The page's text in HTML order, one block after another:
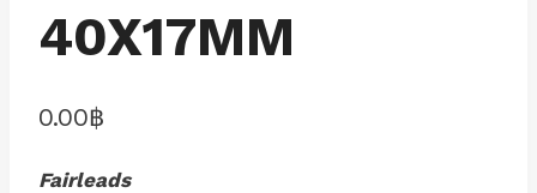
40X17MM
0.00฿
Fairleads